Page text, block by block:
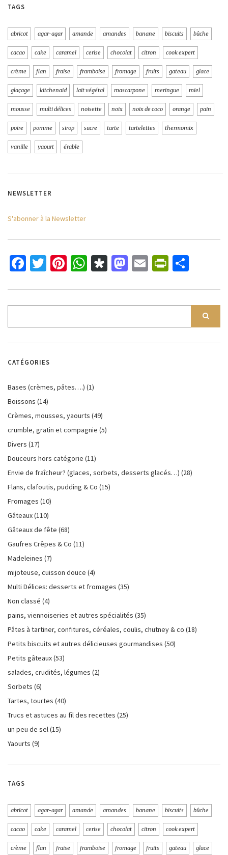
TAGS
abricot agar-agar amande amandes banane biscuits bûche
cacao cake caramel cerise chocolat citron cook expert
crème flan fraise framboise fromage fruits gateau glace
glaçage kitchenaid lait végétal mascarpone meringue miel
mousse multi délices noisette noix noix de coco orange pain
poire pomme sirop sucre tarte tartelettes thermomix
vanille yaourt érable
NEWSLETTER
S'abonner à la Newsletter
Facebook
Twitter
Pinterest
WhatsApp
Diaspora
Mastodon
Email
CATÉGORIES
Bases (crèmes, pâtes….) (1)
Boissons (14)
Crèmes, mousses, yaourts (49)
crumble, gratin et compagnie (5)
Divers (17)
Douceurs hors catégorie (11)
Envie de fraîcheur? (glaces, sorbets, desserts glacés…) (28)
Flans, clafoutis, pudding & Co (15)
Fromages (10)
Gâteaux(110)
Gâteaux de fête (68)
Gaufres Crêpes & Co (11)
Madeleines (7)
mijoteuse, cuisson douce (4)
Multi Délices: desserts et fromages (35)
Non classé (4)
pains, viennoiseries et autres spécialités (35)
Pâtes à tartiner, confitures, céréales, coulis, chutney & co (18)
Petits biscuits et autres délicieuses gourmandises (50)
Petits gâteaux(53)
salades, crudités, légumes (2)
Sorbets (6)
Tartes, tourtes (40)
Trucs et astuces au fil des recettes (25)
un peu de sel(15)
Yaourts (9)
TAGS
abricot agar-agar amande amandes banane biscuits bûche
cacao cake caramel cerise chocolat citron cook expert
crème flan fraise framboise fromage fruits gateau glace